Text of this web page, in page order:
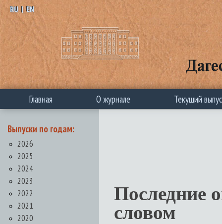
RU | EN
Главная О журнале Текущий
Выпуски по годам:
2026
2025
2024
2023
2022
2021
2020
Последние
словом